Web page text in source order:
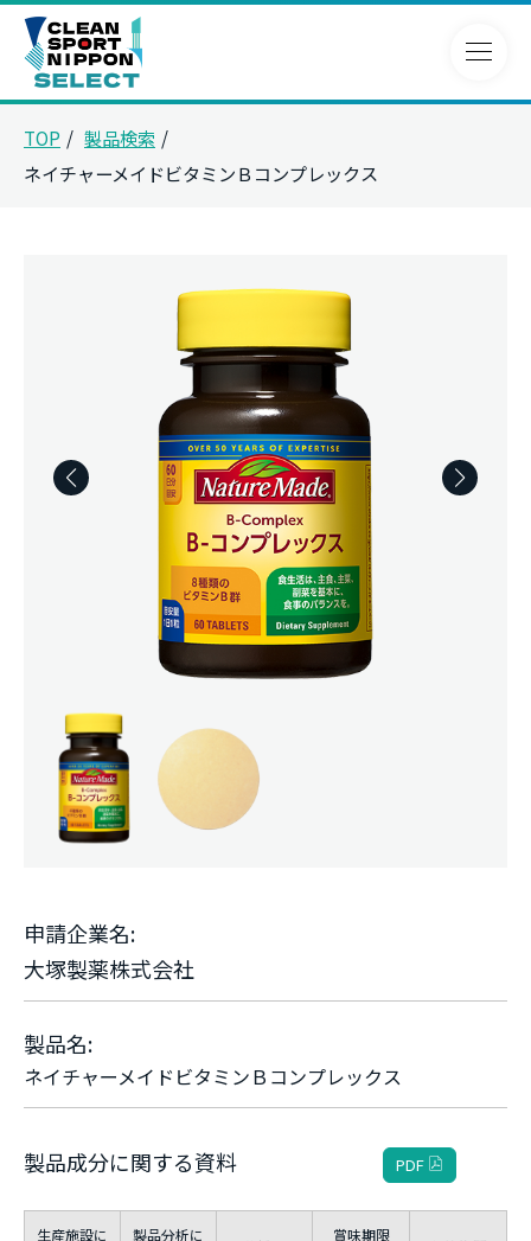
TOP
製品検索
ネイチャーメイドビタミンＢコンプレックス
申請企業名:
大塚製薬株式会社
製品名:
ネイチャーメイドビタミンＢコンプレックス
製品成分に関する資料 PDF
生産施設に
製品分析に
賞味期限